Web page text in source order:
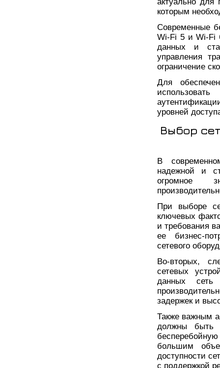
которым
Современные
Wi-Fi 5 и Wi-Fi
данных и
управления
ограничение
Для
уровней
Выбор
В
надежной и
огромное
При выборе
ключевых
и требования
ее бизнес-
сетевого
Во-вторых,
сетевых
данных сеть
задержек и
Также важным
должны быть
большим
доступности
с поддержкой